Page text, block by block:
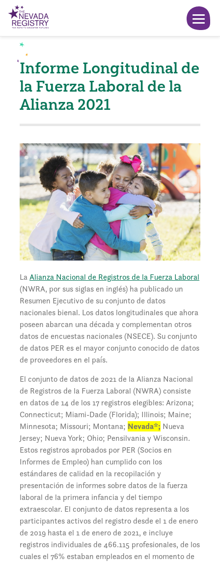
Informe Longitudinal de
la Fuerza Laboral de la
Alianza 2021
LaAlianza Nacional de Registros de la Fuerza Laboral
(NWRA, por sus siglas en inglés) ha publicado un
Resumen Ejecutivo de su conjunto de datos
nacionales bienal. Los datos longitudinales que ahora
poseen abarcan una década y complementan otros
datos de encuestas nacionales (NSECE). Su conjunto
de datos PER es el mayor conjunto conocido de datos
de proveedores en el país.
El conjunto de datos de 2021 de la Alianza Nacional
de Registros de la Fuerza Laboral (NWRA) consiste
en datos de 14 de los 17 registros elegibles: Arizona;
Connecticut; Miami-Dade (Florida); Illinois; Maine;
Minnesota; Missouri; Montana; Nevada*; Nueva
Jersey; Nueva York; Ohio; Pensilvania y Wisconsin.
Estos registros aprobados por PER (Socios en
Informes de Empleo) han cumplido con los
estándares de calidad en la recopilación y
presentación de informes sobre datos de la fuerza
laboral de la primera infancia y del tiempo
extraescolar. El conjunto de datos representa a los
participantes activos del registro desde el 1 de enero
de 2019 hasta el 1 de enero de 2021, e incluye
registros individuales de 466.115 profesionales, de los
cuales el 76% estaban empleados en el momento de